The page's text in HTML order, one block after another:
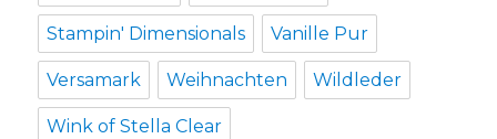
Stampin' Dimensionals Vanille Pur
Versamark Weihnachten Wildleder
Wink of Stella Clear